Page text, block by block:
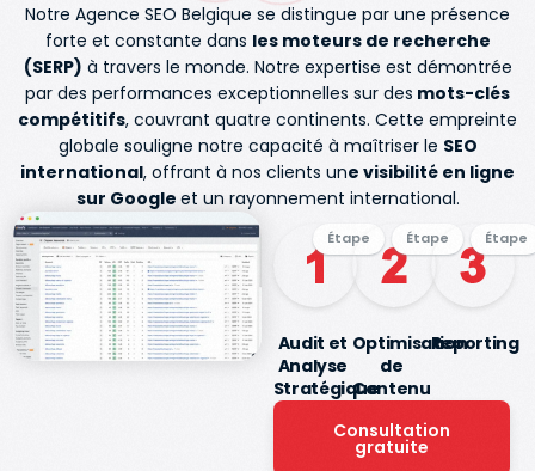
Notre Agence SEO Belgique se distingue par une présence
forte et constante dans les moteurs de recherche
(SERP) à travers le monde. Notre expertise est démontrée
par des performances exceptionnelles sur des mots-clés
compétitifs, couvrant quatre continents. Cette empreinte
globale souligne notre capacité à maîtriser le SEO
international, offrant à nos clients une visibilité en ligne
sur Google et un rayonnement international.
Audit et
Analyse
Stratégique
Étape
Optimisation
de
Contenu
Étape
Reporting
Étape
Consultation
gratuite